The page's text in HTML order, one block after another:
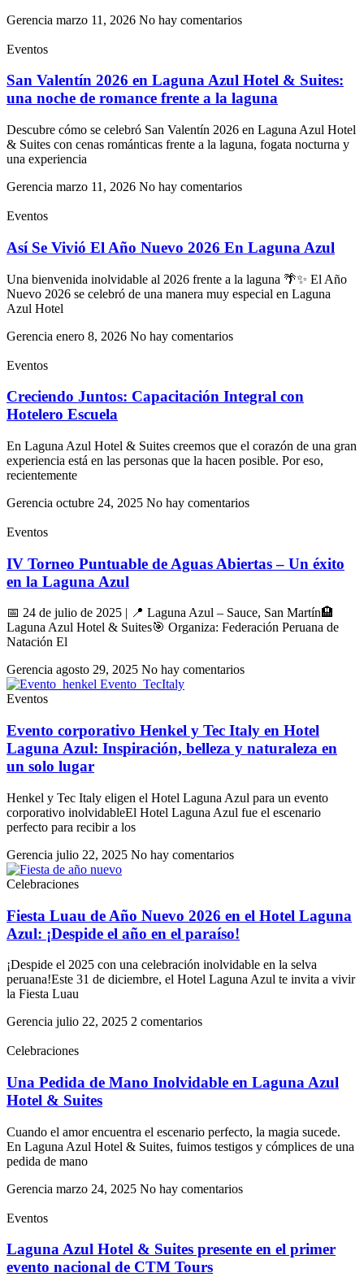
Gerencia marzo 11, 2026 No hay comentarios
Eventos
San Valentín 2026 en Laguna Azul Hotel & Suites:
una noche de romance frente a la laguna
Descubre cómo se celebró San Valentín 2026 en Laguna Azul Hotel
& Suites con cenas románticas frente a la laguna, fogata nocturna y
una experiencia
Gerencia marzo 11, 2026 No hay comentarios
Eventos
Así Se Vivió El Año Nuevo 2026 En Laguna Azul
Una bienvenida inolvidable al 2026 frente a la laguna 🌴✨ El Año
Nuevo 2026 se celebró de una manera muy especial en Laguna
Azul Hotel
Gerencia enero 8, 2026 No hay comentarios
Eventos
Creciendo Juntos: Capacitación Integral con
Hotelero Escuela
En Laguna Azul Hotel & Suites creemos que el corazón de una gran
experiencia está en las personas que la hacen posible. Por eso,
recientemente
Gerencia octubre 24, 2025 No hay comentarios
Eventos
IV Torneo Puntuable de Aguas Abiertas – Un éxito
en la Laguna Azul
📅 24 de julio de 2025 | 📍 Laguna Azul – Sauce, San Martín🏨
Laguna Azul Hotel & Suites🎯 Organiza: Federación Peruana de
Natación El
Gerencia agosto 29, 2025 No hay comentarios
Eventos
Evento corporativo Henkel y Tec Italy en Hotel
Laguna Azul: Inspiración, belleza y naturaleza en
un solo lugar
Henkel y Tec Italy eligen el Hotel Laguna Azul para un evento
corporativo inolvidableEl Hotel Laguna Azul fue el escenario
perfecto para recibir a los
Gerencia julio 22, 2025 No hay comentarios
Celebraciones
Fiesta Luau de Año Nuevo 2026 en el Hotel Laguna
Azul: ¡Despide el año en el paraíso!
¡Despide el 2025 con una celebración inolvidable en la selva
peruana!Este 31 de diciembre, el Hotel Laguna Azul te invita a vivir
la Fiesta Luau
Gerencia julio 22, 2025 2 comentarios
Celebraciones
Una Pedida de Mano Inolvidable en Laguna Azul
Hotel & Suites
Cuando el amor encuentra el escenario perfecto, la magia sucede.
En Laguna Azul Hotel & Suites, fuimos testigos y cómplices de una
pedida de mano
Gerencia marzo 24, 2025 No hay comentarios
Eventos
Laguna Azul Hotel & Suites presente en el primer
evento nacional de CTM Tours